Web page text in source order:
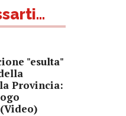
"esulta"
Provincia: